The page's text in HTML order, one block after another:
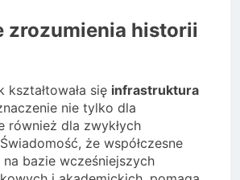
zrozumienia historii
kształtowała się infrastruktura
nie tylko dla
również dla zwykłych
że współczesne
na bazie wcześniejszych